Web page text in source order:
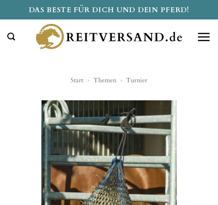
Inhalt
springen
DAS BESTE FÜR DICH UND DEIN PFERD!
Start » Themen » Turnier